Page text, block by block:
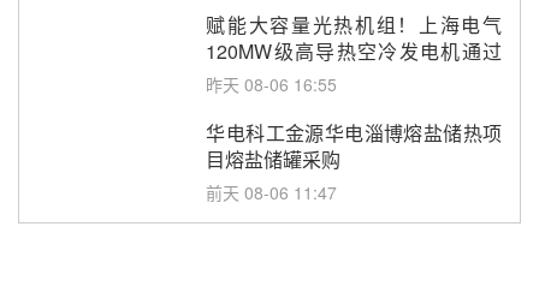
赋能大容量光热机组！上海电气
120MW级高导热空冷发电机通过
型式试验
昨天 08-06 16:55
华电科工金源华电淄博熔盐储热项
目熔盐储罐采购
前天 08-06 11:47